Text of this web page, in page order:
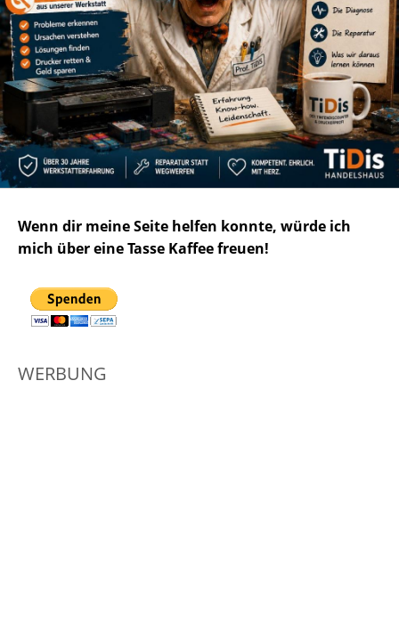
Wenn dir meine Seite helfen konnte, würde ich
mich über eine Tasse Kaffee freuen!
WERBUNG